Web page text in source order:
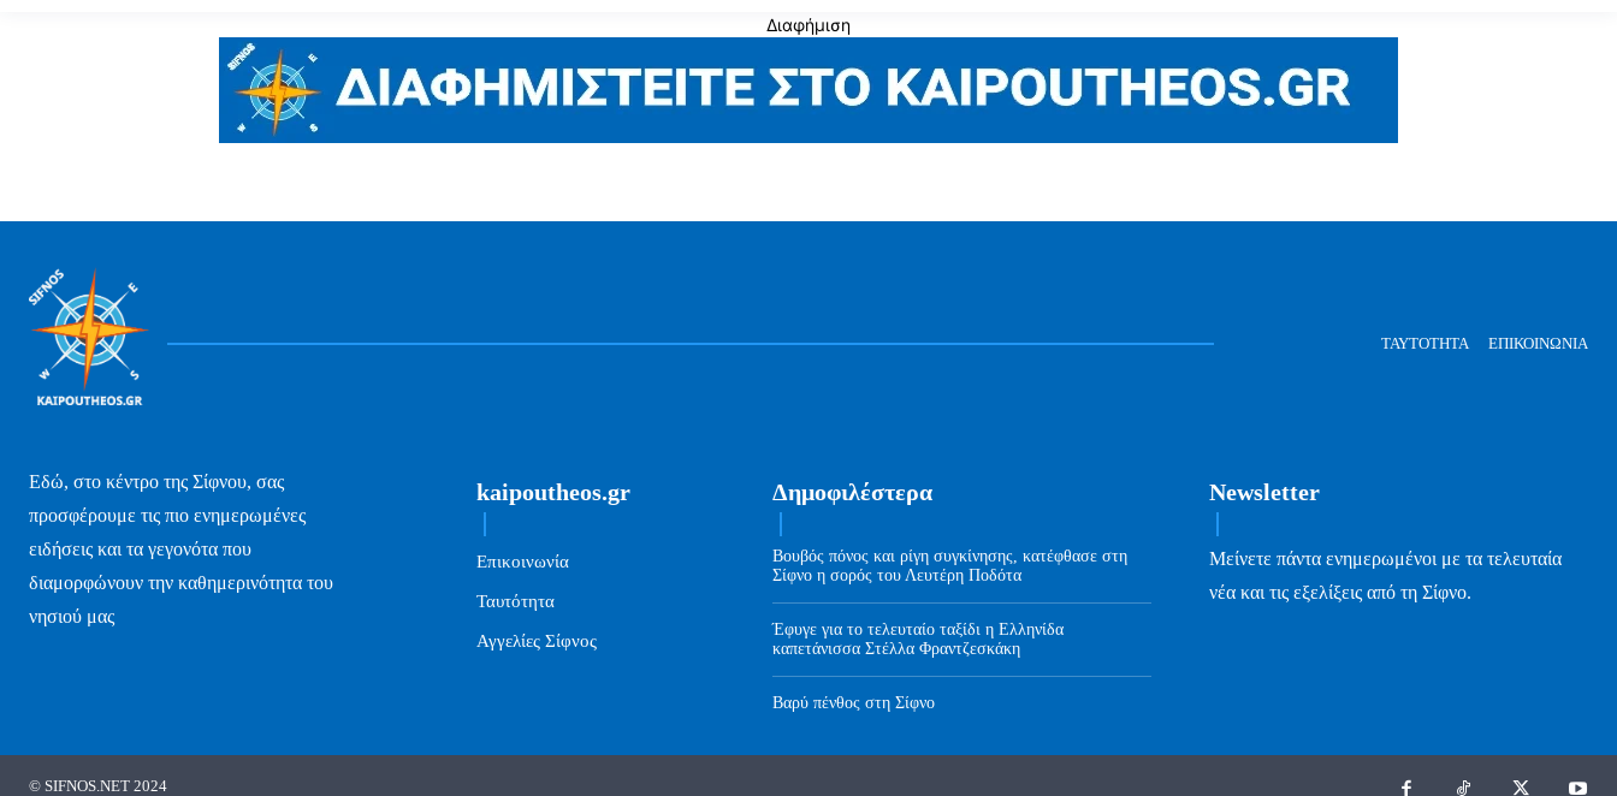
Διαφήμιση
ΤΑΥΤΌΤΗΤΑ ΕΠΙΚΟΙΝΩΝΊΑ
Εδώ, στο κέντρο της Σίφνου, σας
προσφέρουμε τις πιο ενημερωμένες
ειδήσεις και τα γεγονότα που
διαμορφώνουν την καθημερινότητα του
νησιού μας
kaipoutheos.gr
Επικοινωνία
Ταυτότητα
Αγγελίες Σίφνος
Δημοφιλέστερα
Βουβός πόνος και ρίγη συγκίνησης, κατέφθασε στη
Σίφνο η σορός του Λευτέρη Ποδότα
Έφυγε για το τελευταίο ταξίδι η Ελληνίδα
καπετάνισσα Στέλλα Φραντζεσκάκη
Βαρύ πένθος στη Σίφνο
Newsletter
Μείνετε πάντα ενημερωμένοι με τα τελευταία
νέα και τις εξελίξεις από τη Σίφνο.
© SIFNOS.NET 2024